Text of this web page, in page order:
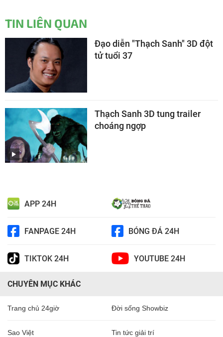
TIN LIÊN QUAN
Đạo diễn "Thạch Sanh" 3D đột
tử tuổi 37
Thạch Sanh 3D tung trailer
choáng ngợp
APP 24H
FANPAGE 24H BÓNG ĐÁ 24H
TIKTOK 24H YOUTUBE 24H
CHUYÊN MỤC KHÁC
Trang chủ 24giờ Đời sống Showbiz
Sao Việt Tin tức giải trí